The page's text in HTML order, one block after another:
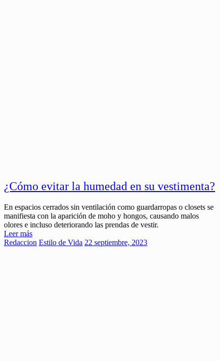
¿Cómo evitar la humedad en su vestimenta?
En espacios cerrados sin ventilación como guardarropas o closets se
manifiesta con la aparición de moho y hongos, causando malos
olores e incluso deteriorando las prendas de vestir.
Leer más
Redaccion Estilo de Vida 22 septiembre, 2023